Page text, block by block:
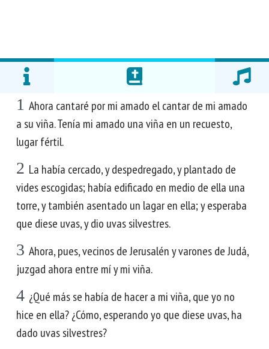
1 Ahora cantaré por mi amado el cantar de mi amado
a su viña. Tenía mi amado una viña en un recuesto,
lugar fértil.
2 La había cercado, y despedregado, y plantado de
vides escogidas; había edificado en medio de ella una
torre, y también asentado un lagar en ella; y esperaba
que diese uvas, y dio uvas silvestres.
3 Ahora, pues, vecinos de Jerusalén y varones de Judá,
juzgad ahora entre mí y mi viña.
4 ¿Qué más se había de hacer a mi viña, que yo no
hice en ella? ¿Cómo, esperando yo que diese uvas, ha
dado uvas silvestres?